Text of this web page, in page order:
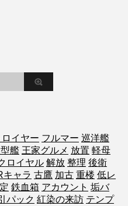
イヤー フルマー 巡洋艦
艦 王家グルメ 放置 軽母
ロイヤル 解放 整理 後衛
キャラ 古鷹 加古 重楼 低レ
鉄血箱 アカウント 垢バ
パック 紅染の来訪 テンプ